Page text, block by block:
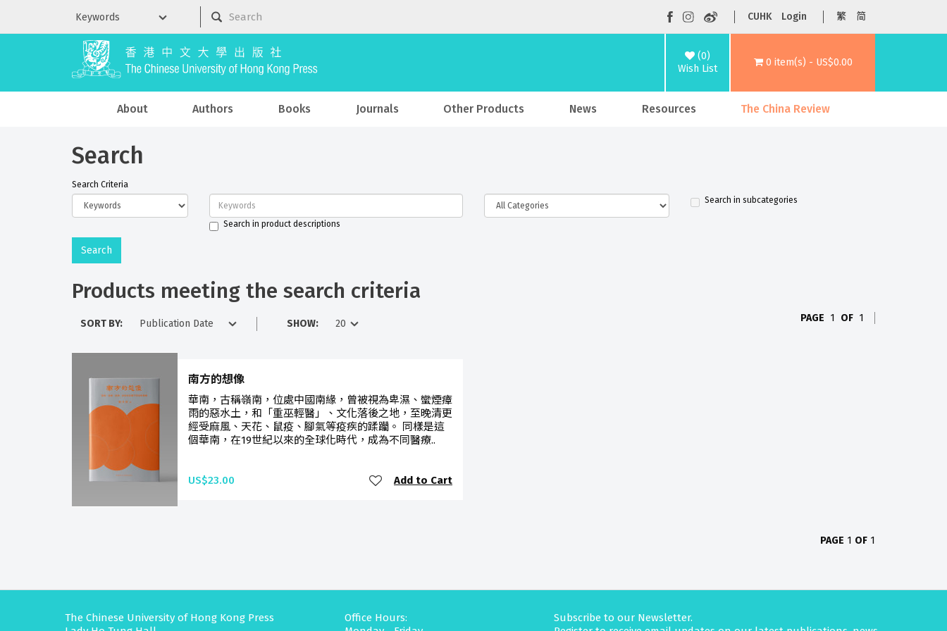
CUHK Login 繁 简
(0)
Wish List
0 item(s) - US$0.00
About Authors Books Journals Other Products News Resources The China Review
Search
Search Criteria
Search in product descriptions
Search in subcategories
Products meeting the search criteria
SORT BY: SHOW: PAGE 1 OF 1
南方的想像
華南，古稱嶺南，位處中國南緣，曾被視為卑濕、蠻煙瘴
雨的惡水土，和「重巫輕醫」、文化落後之地，至晚清更
經受麻風、天花、鼠疫、腳氣等疫疾的蹂躪。 同樣是這
個華南，在19世紀以來的全球化時代，成為不同醫療..
US$23.00 Add to Cart
PAGE 1 OF 1
The Chinese University of Hong Kong Press
Office Hours:
Subscribe to our Newsletter.